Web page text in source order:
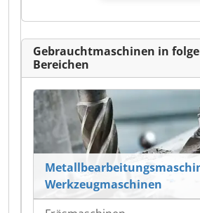
Gebrauchtmaschinen in
Bereichen
Werkzeugmaschinen